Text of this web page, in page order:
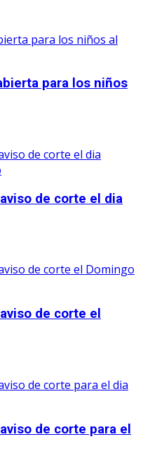
para los niños
aviso de corte el dia
aviso de corte el
aviso de corte para el